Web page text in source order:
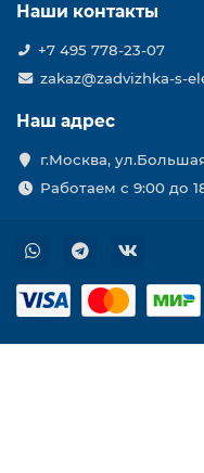
Наши контакты
+7 495 778-23-07
zakaz@zadvizhka-s-
Наш адрес
г.Москва,
Работаем с 9:00 до